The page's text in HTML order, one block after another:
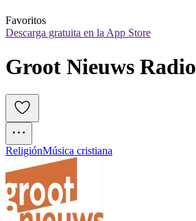
Favoritos
Descarga gratuita en la App Store
Groot Nieuws Radio
ReligiónMúsica cristiana